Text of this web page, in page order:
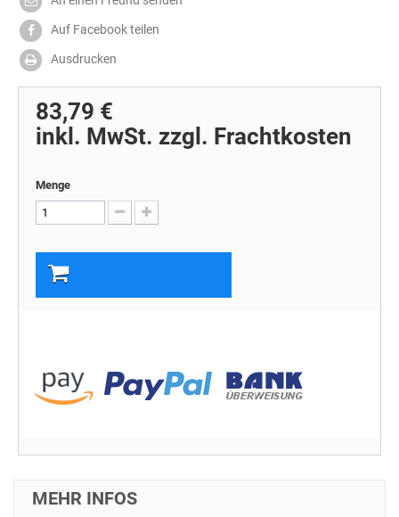
Auf Facebook teilen
Ausdrucken
83,79 €
inkl. MwSt. zzgl. Frachtkosten
Menge
MEHR INFOS